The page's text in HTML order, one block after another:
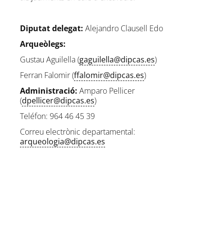
Diputat delegat: Alejandro Clausell Edo
Arqueòlegs:
Gustau Aguilella (gaguilella@dipcas.es)
Ferran Falomir (ffalomir@dipcas.es)
Administració: Amparo Pellicer
(dpellicer@dipcas.es)
Teléfon: 964 46 45 39
Correu electrònic departamental:
arqueologia@dipcas.es